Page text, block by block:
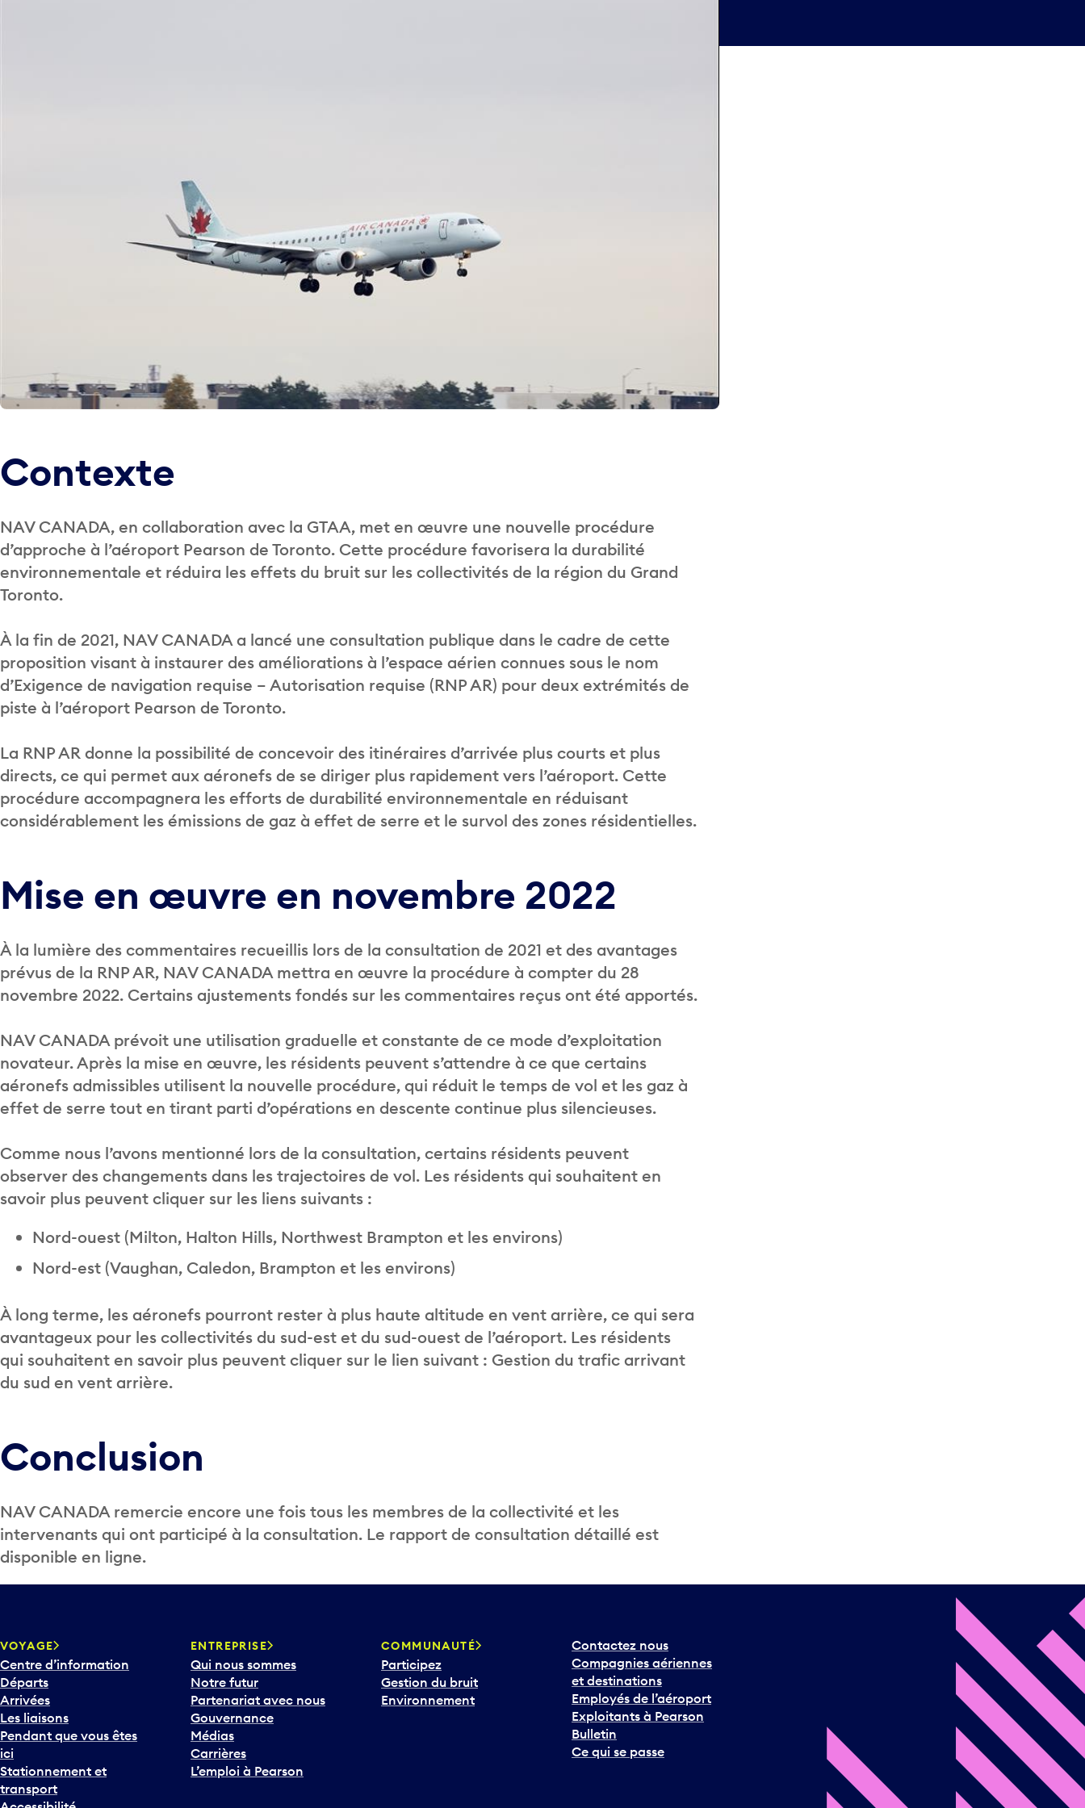
Contexte
NAV CANADA, en collaboration avec la GTAA, met en œuvre une nouvelle procédure
d’approche à l’aéroport Pearson de Toronto. Cette procédure favorisera la durabilité
environnementale et réduira les effets du bruit sur les collectivités de la région du Grand
Toronto.
À la fin de 2021, NAV CANADA a lancé une consultation publique dans le cadre de cette
proposition visant à instaurer des améliorations à l’espace aérien connues sous le nom
d’Exigence de navigation requise – Autorisation requise (RNP AR) pour deux extrémités de
piste à l’aéroport Pearson de Toronto.
La RNP AR donne la possibilité de concevoir des itinéraires d’arrivée plus courts et plus
directs, ce qui permet aux aéronefs de se diriger plus rapidement vers l’aéroport. Cette
procédure accompagnera les efforts de durabilité environnementale en réduisant
considérablement les émissions de gaz à effet de serre et le survol des zones résidentielles.
Mise en œuvre en novembre 2022
À la lumière des commentaires recueillis lors de la consultation de 2021 et des avantages
prévus de la RNP AR, NAV CANADA mettra en œuvre la procédure à compter du 28
novembre 2022. Certains ajustements fondés sur les commentaires reçus ont été apportés.
NAV CANADA prévoit une utilisation graduelle et constante de ce mode d’exploitation
novateur. Après la mise en œuvre, les résidents peuvent s’attendre à ce que certains
aéronefs admissibles utilisent la nouvelle procédure, qui réduit le temps de vol et les gaz à
effet de serre tout en tirant parti d’opérations en descente continue plus silencieuses.
Comme nous l’avons mentionné lors de la consultation, certains résidents peuvent
observer des changements dans les trajectoires de vol. Les résidents qui souhaitent en
savoir plus peuvent cliquer sur les liens suivants :
Nord-ouest (Milton, Halton Hills, Northwest Brampton et les environs)
Nord-est (Vaughan, Caledon, Brampton et les environs)
À long terme, les aéronefs pourront rester à plus haute altitude en vent arrière, ce qui sera
avantageux pour les collectivités du sud-est et du sud-ouest de l’aéroport. Les résidents
qui souhaitent en savoir plus peuvent cliquer sur le lien suivant : Gestion du trafic arrivant
du sud en vent arrière.
Conclusion
NAV CANADA remercie encore une fois tous les membres de la collectivité et les
intervenants qui ont participé à la consultation. Le rapport de consultation détaillé est
disponible en ligne.
VOYAGE
Centre d’information
Départs
Arrivées
Les liaisons
Pendant que vous êtes
ici
Stationnement et
transport
ENTREPRISE
Qui nous sommes
Notre futur
Partenariat avec nous
Gouvernance
Médias
Carrières
L’emploi à Pearson
COMMUNAUTÉ
Participez
Gestion du bruit
Environnement
Contactez nous
Compagnies aériennes
et destinations
Employés de l’aéroport
Exploitants à Pearson
Bulletin
Ce qui se passe